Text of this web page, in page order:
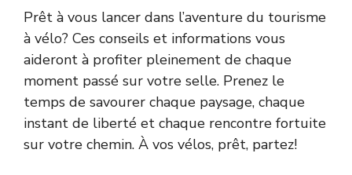
Prêt à vous lancer dans l’aventure du tourisme
à vélo? Ces conseils et informations vous
aideront à profiter pleinement de chaque
moment passé sur votre selle. Prenez le
temps de savourer chaque paysage, chaque
instant de liberté et chaque rencontre fortuite
sur votre chemin. À vos vélos, prêt, partez!